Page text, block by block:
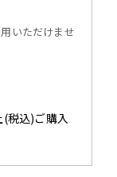
いただけませ
(税込)ご購入